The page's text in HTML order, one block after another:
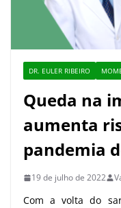
DR. EULER RIBEIRO
Queda na
aumenta
pandemia
19 de julho de 2022
Com a volta do